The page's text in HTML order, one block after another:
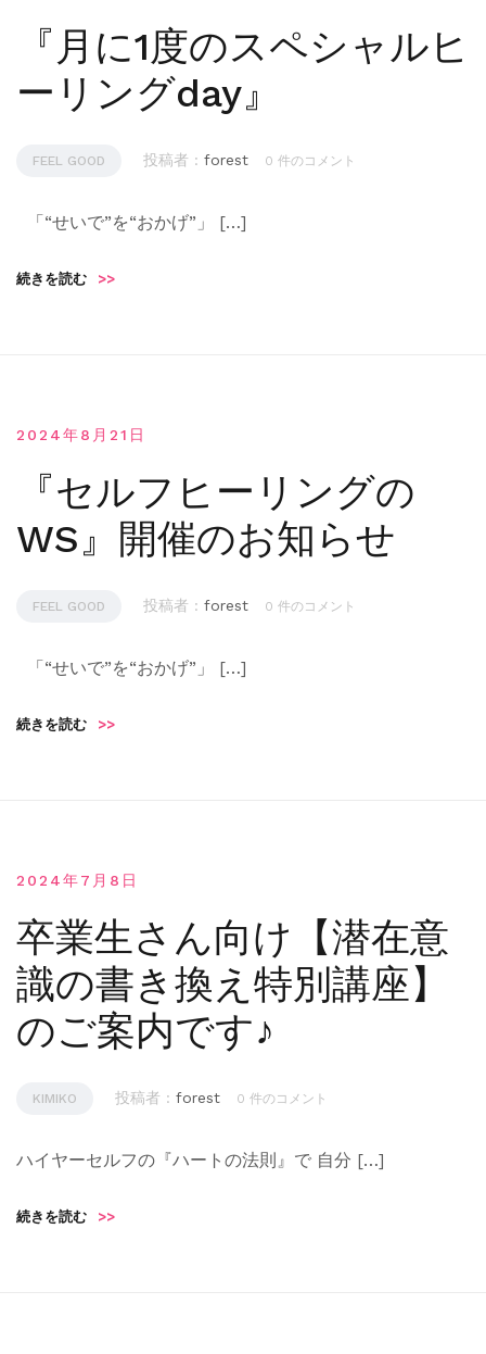
『月に1度のスペシャルヒ
ーリングday』
FEEL GOOD 投稿者 : forest 0 件のコメント
「“せいで”を“おかげ”」 […]
続きを読む >>
2024年8月21日
『セルフヒーリングの
WS』開催のお知らせ
FEEL GOOD 投稿者 : forest 0 件のコメント
「“せいで”を“おかげ”」 […]
続きを読む >>
2024年7月8日
卒業生さん向け【潜在意
識の書き換え特別講座】
のご案内です♪
KIMIKO 投稿者 : forest 0 件のコメント
ハイヤーセルフの『ハートの法則』で 自分 […]
続きを読む >>